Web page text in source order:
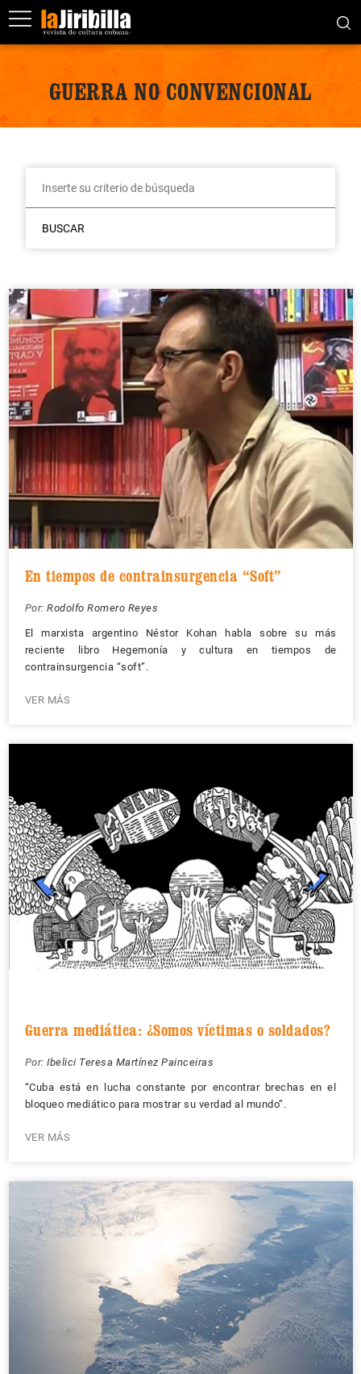
GUERRA NO CONVENCIONAL
BUSCAR
En tiempos de contrainsurgencia “Soft”
Por: Rodolfo Romero Reyes
El marxista argentino Néstor Kohan habla sobre su más
reciente libro Hegemonía y cultura en tiempos de
contrainsurgencia “soft”.
VER MÁS
Guerra mediática: ¿Somos víctimas o soldados?
Por: Ibelici Teresa Martínez Painceiras
“Cuba está en lucha constante por encontrar brechas en el
bloqueo mediático para mostrar su verdad al mundo”.
VER MÁS